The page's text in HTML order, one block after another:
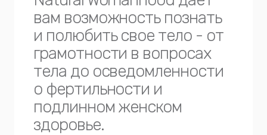
вам возможность познать
и полюбить свое тело - от
грамотности в вопросах
тела до осведомленности
о фертильности и
подлинном женском
здоровье.